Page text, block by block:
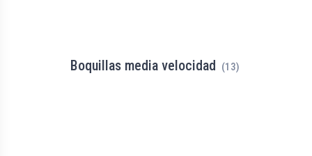
Boquillas media velocidad (13)